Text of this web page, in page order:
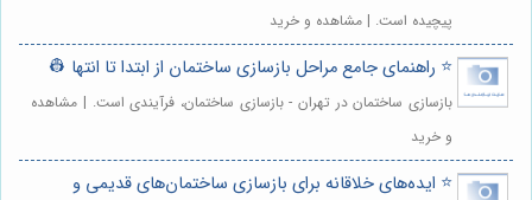
پیچیده است. | مشاهده و خرید
⭐️ راهنمای جامع مراحل بازسازی ساختمان از ابتدا تا انتها 👷
بازسازی ساختمان در تهران - بازسازی ساختمان، فرآیندی است. | مشاهده
و خرید
⭐️ ایده‌های خلاقانه برای بازسازی ساختمان‌های قدیمی و